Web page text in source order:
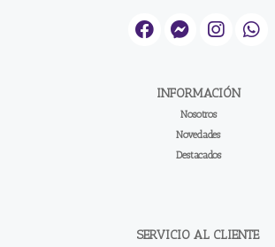
INFORMACIÓN
Nosotros
Novedades
Destacados
SERVICIO AL CLIENTE